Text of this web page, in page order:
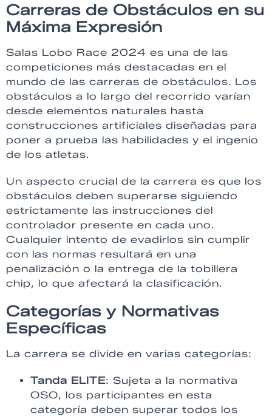
Carreras de Obstáculos en su
Máxima Expresión
Salas Lobo Race 2024 es una de las
competiciones más destacadas en el
mundo de las carreras de obstáculos. Los
obstáculos a lo largo del recorrido varían
desde elementos naturales hasta
construcciones artificiales diseñadas para
poner a prueba las habilidades y el ingenio
de los atletas.
Un aspecto crucial de la carrera es que los
obstáculos deben superarse siguiendo
estrictamente las instrucciones del
controlador presente en cada uno.
Cualquier intento de evadirlos sin cumplir
con las normas resultará en una
penalización o la entrega de la tobillera
chip, lo que afectará la clasificación.
Categorías y Normativas
Específicas
La carrera se divide en varias categorías:
Tanda ELITE: Sujeta a la normativa
OSO, los participantes en esta
categoría deben superar todos los